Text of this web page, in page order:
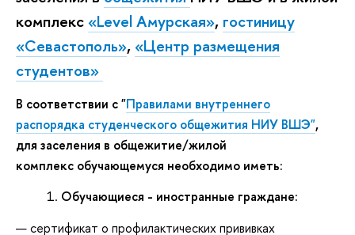
комплекс«Level Амурская», гостиницу
«Севастополь»,«Центр размещения
студентов»
В соответствии с "Правилами внутреннего
распорядка студенческого общежития НИУ ВШЭ",
для заселения в общежитие/жилой
комплекс обучающемуся необходимо иметь:
Обучающиеся - иностранные граждане:
сертификат о профилактических прививках